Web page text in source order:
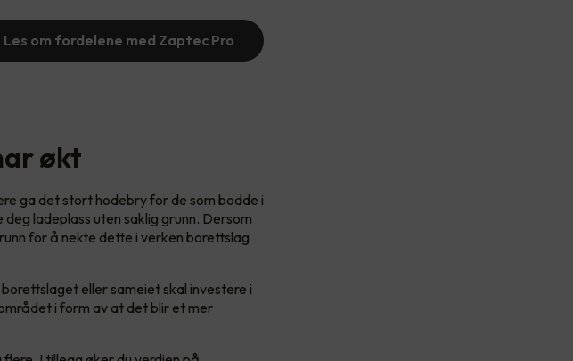
Les om fordelene med Zaptec Pro
økt
ga det stort hodebry for de som bodde i
ladeplass uten saklig grunn. Dersom
for å nekte dette i verken borettslag
eller sameiet skal investere i
i form av at det blir et mer